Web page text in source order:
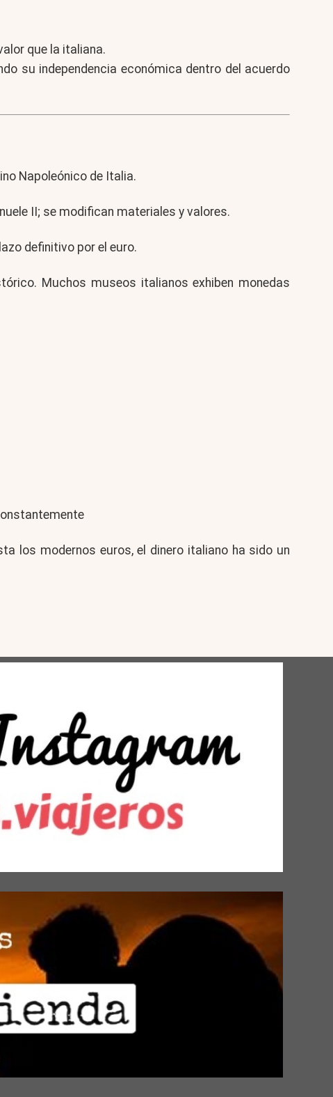
que la italiana.
su independencia económica dentro del acuerdo
Napoleónico de Italia.
II; se modifican materiales y valores.
definitivo por el euro.
Muchos museos italianos exhiben monedas
los modernos euros, el dinero italiano ha sido un